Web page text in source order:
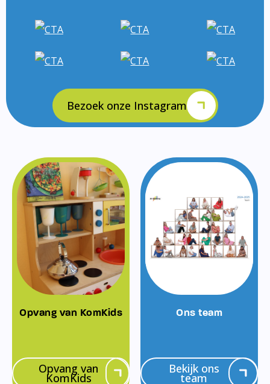
Bezoek onze Instagram
Opvang van KomKids
Opvang van
KomKids
Ons team
Bekijk ons
team